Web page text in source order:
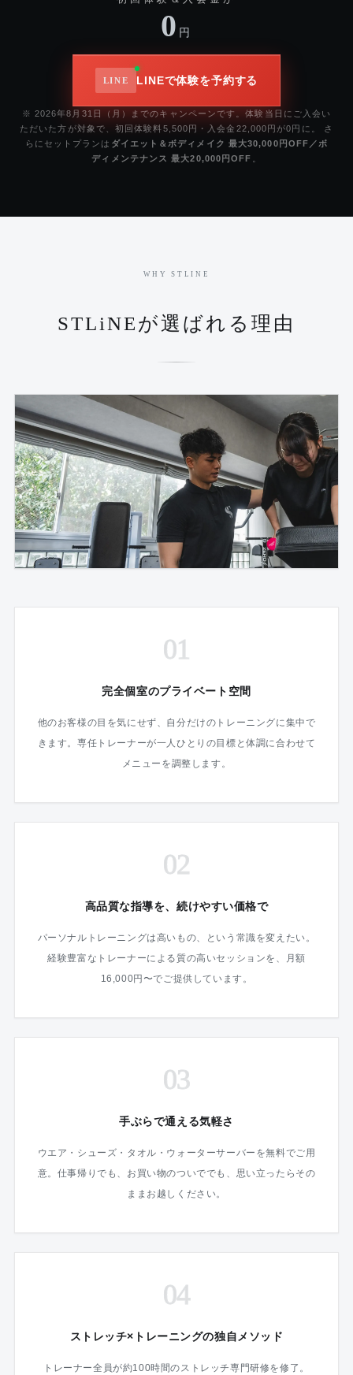
0 円
LINEで体験を予約する
※ 2026年8月31日（月）までのキャンペーンです。体験当日にご入会い
ただいた方が対象で、初回体験料5,500円・入会金22,000円が0円に。 さ
らにセットプランは ダイエット＆ボディメイク 最大30,000円OFF／ボ
ディメンテナンス 最大20,000円OFF
WHY STLINE
STLiNEが選ばれる理由
01
完全個室のプライベート空間
他のお客様の目を気にせず、自分だけのトレーニングに集中で
きます。専任トレーナーが一人ひとりの目標と体調に合わせて
メニューを調整します。
02
高品質な指導を、続けやすい価格で
パーソナルトレーニングは高いもの、という常識を変えたい。
経験豊富なトレーナーによる質の高いセッションを、月額
16,000円〜でご提供しています。
03
手ぶらで通える気軽さ
ウエア・シューズ・タオル・ウォーターサーバーを無料でご用
意。仕事帰りでも、お買い物のついででも、思い立ったらその
ままお越しください。
04
ストレッチ×トレーニングの独自メソッド
トレーナー全員が約100時間のストレッチ専門研修を修了。